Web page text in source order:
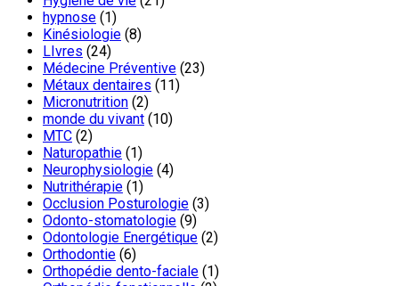
hypnose (1)
Kinésiologie (8)
LIvres (24)
Médecine Préventive (23)
Métaux dentaires (11)
Micronutrition (2)
monde du vivant (10)
MTC (2)
Naturopathie (1)
Neurophysiologie (4)
Nutrithérapie (1)
Occlusion Posturologie (3)
Odonto-stomatologie (9)
Odontologie Energétique (2)
Orthodontie (6)
Orthopédie dento-faciale (1)